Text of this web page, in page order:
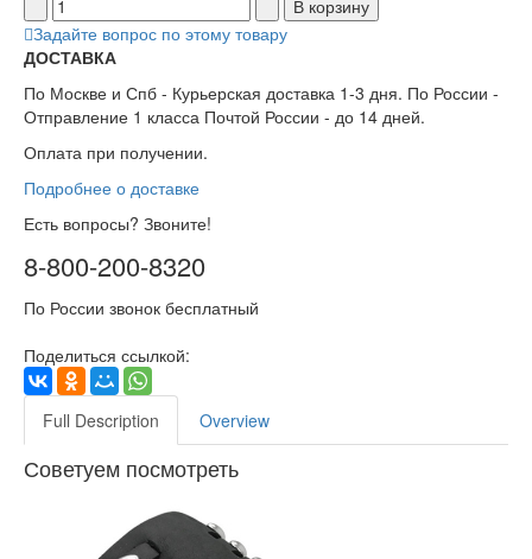
Задайте вопрос по этому товару
ДОСТАВКА
По Москве и Спб - Курьерская доставка 1-3 дня. По России -
Отправление 1 класса Почтой России - до 14 дней.
Оплата при получении.
Подробнее о доставке
Есть вопросы? Звоните!
8-800-200-8320
По России звонок бесплатный
Поделиться ссылкой:
Full Description Overview
Советуем посмотреть